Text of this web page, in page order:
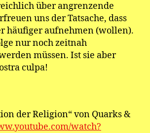
über angrenzende
uns der Tatsache, dass
häufiger aufnehmen (wollen).
nur noch zeitnah
müssen. Ist sie aber
culpa!
der Religion“ von Quarks &
watch?